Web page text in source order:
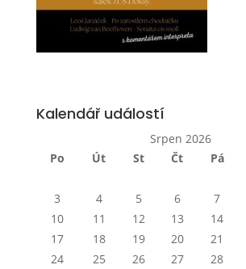
Kalendář událostí
Srpen 2026
Po
Út St Čt Pá
3
4 5 6 7
10
11 12 13 14
17
18 19 20 21
24
25 26 27 28